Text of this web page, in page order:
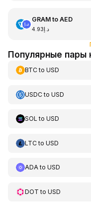
GRAMto AED
د.إ4.93
Популярные пары
BTCto USD
USDCto USD
SOL to USD
LTCto USD
ADAto USD
DOT to USD